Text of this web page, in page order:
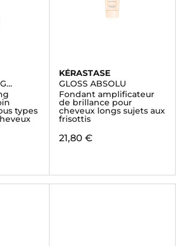
types
KÉRASTASE
GLOSS ABSOLU
Fondant amplificateur
de brillance pour
cheveux longs sujets aux
frisottis
21,80 €